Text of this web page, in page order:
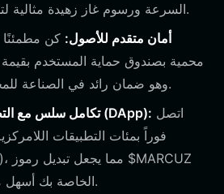
السرعة ورسوم غاز زهيدة مثالية لتداول عملات الميم.
أمان متقدم للأصول: كن
وهو ضمان رائد في الصناعة للمحافظ ذاتية الحيازة.
تكامل سلس مع التطبيقات اللامركزية (DApp):
فوراً بمئات التطبيقات
الخاصة بك أسهل من أي وقت مضى.